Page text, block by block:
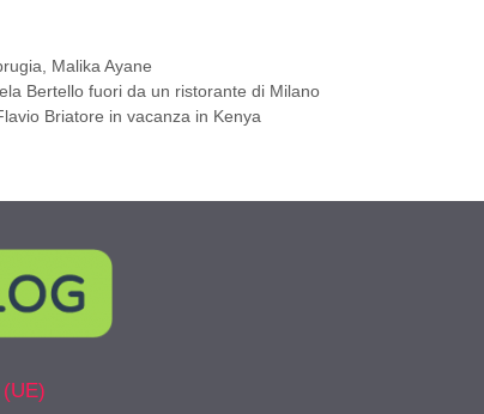
Malika Ayane
Bertello fuori da un ristorante di Milano
Briatore in vacanza in Kenya